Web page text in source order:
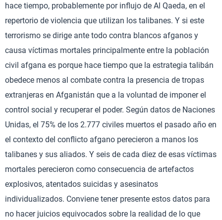
hace tiempo, probablemente por influjo de Al Qaeda, en el
repertorio de violencia que utilizan los talibanes. Y si este
terrorismo se dirige ante todo contra blancos afganos y
causa víctimas mortales principalmente entre la población
civil afgana es porque hace tiempo que la estrategia talibán
obedece menos al combate contra la presencia de tropas
extranjeras en Afganistán que a la voluntad de imponer el
control social y recuperar el poder. Según datos de Naciones
Unidas, el 75% de los 2.777 civiles muertos el pasado año en
el contexto del conflicto afgano perecieron a manos los
talibanes y sus aliados. Y seis de cada diez de esas víctimas
mortales perecieron como consecuencia de artefactos
explosivos, atentados suicidas y asesinatos
individualizados. Conviene tener presente estos datos para
no hacer juicios equivocados sobre la realidad de lo que